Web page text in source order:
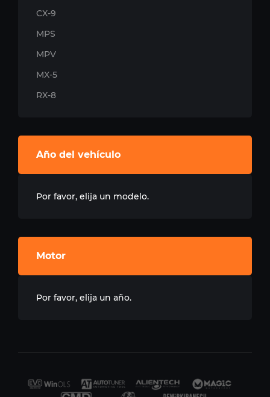
CX-9
MPS
MPV
MX-5
RX-8
Año del vehículo
Por favor, elija un modelo.
Motor
Por favor, elija un año.